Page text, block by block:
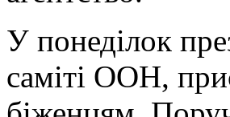
У понеділок
саміті ООН,